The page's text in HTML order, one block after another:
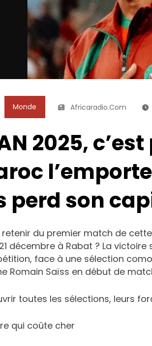
Monde Africaradio.com
2025,
perd son
du premier match de
décembre à Rabat ? La
face à une sélection
Romain Saïss en début de
toutes les sélections, leurs
qui coûte cher